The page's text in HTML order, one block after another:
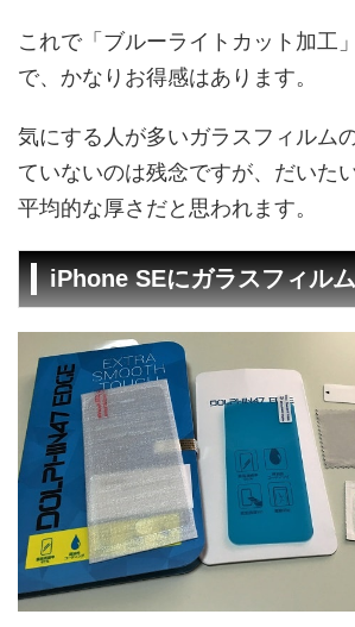
これで「ブルーライトカット加工
で、かなりお得感はあります。
気にする人が多いガラスフィルム
ていないのは残念ですが、だいた
平均的な厚さだと思われます。
iPhone SEにガラスフィル